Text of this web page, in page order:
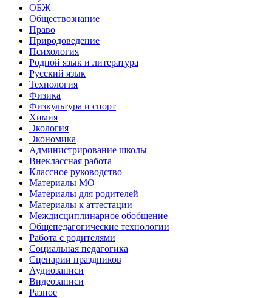
ОБЖ
Обществознание
Право
Природоведение
Психология
Родной язык и литература
Русский язык
Технология
Физика
Физкультура и спорт
Химия
Экология
Экономика
Администрирование школы
Внеклассная работа
Классное руководство
Материалы МО
Материалы для родителей
Материалы к аттестации
Междисциплинарное обобщение
Общепедагогические технологии
Работа с родителями
Социальная педагогика
Сценарии праздников
Аудиозаписи
Видеозаписи
Разное